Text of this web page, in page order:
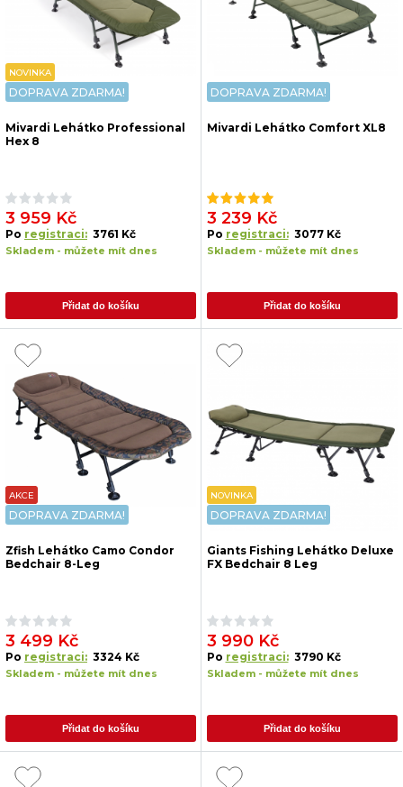
NOVINKA
DOPRAVA ZDARMA!
Mivardi Lehátko Professional
Hex 8
3 959 Kč
Po registraci: 3761 Kč
Skladem - můžete mít dnes
Přidat do košíku
DOPRAVA ZDARMA!
Mivardi Lehátko Comfort XL8
3 239 Kč
Po registraci: 3077 Kč
Skladem - můžete mít dnes
Přidat do košíku
AKCE
DOPRAVA ZDARMA!
Zfish Lehátko Camo Condor
Bedchair 8-Leg
3 499 Kč
Po registraci: 3324 Kč
Skladem - můžete mít dnes
Přidat do košíku
NOVINKA
DOPRAVA ZDARMA!
Giants Fishing Lehátko Deluxe
FX Bedchair 8 Leg
3 990 Kč
Po registraci: 3790 Kč
Skladem - můžete mít dnes
Přidat do košíku